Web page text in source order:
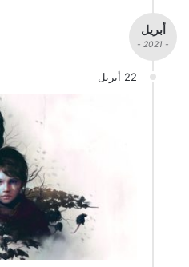
أبريل
- 2021 -
22 أبريل